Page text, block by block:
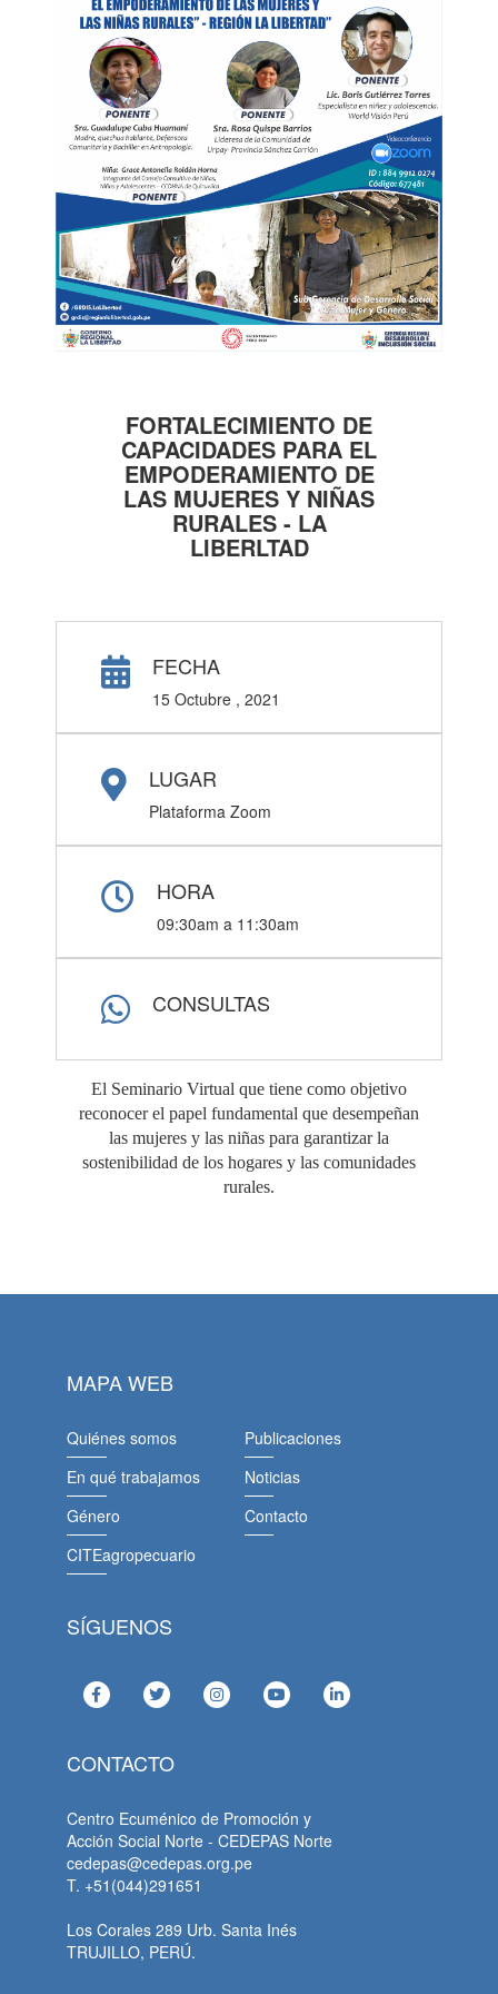
FORTALECIMIENTO DE
CAPACIDADES PARA EL
EMPODERAMIENTO DE
LAS MUJERES Y NIÑAS
RURALES - LA
LIBERLTAD
FECHA
15 Octubre , 2021
LUGAR
Plataforma Zoom
HORA
09:30am a 11:30am
CONSULTAS
El Seminario Virtual que tiene como objetivo
reconocer el papel fundamental que desempeñan
las mujeres y las niñas para garantizar la
sostenibilidad de los hogares y las comunidades
rurales.
MAPA WEB
Quiénes somos
En qué trabajamos
Género
CITEagropecuario
Publicaciones
Noticias
Contacto
SÍGUENOS
CONTACTO
Centro Ecuménico de Promoción y
Acción Social Norte - CEDEPAS Norte
cedepas@cedepas.org.pe
T. +51(044)291651
Los Corales 289 Urb. Santa Inés
TRUJILLO, PERÚ.